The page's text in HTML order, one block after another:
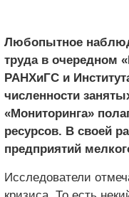
Любопытное
труда в очередном
РАНХиГС и
численности
«Мониторинга»
ресурсов. В своей
предприятий
Исследователи